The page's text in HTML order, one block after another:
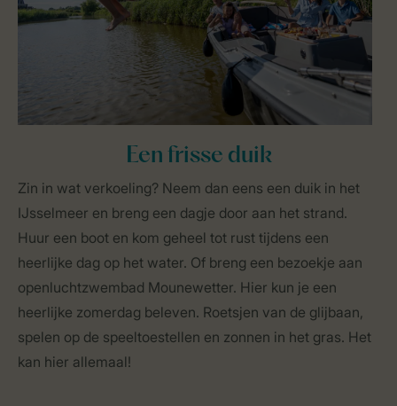
Een frisse duik
Zin in wat verkoeling? Neem dan eens een duik in het
IJsselmeer en breng een dagje door aan het strand.
Huur een boot en kom geheel tot rust tijdens een
heerlijke dag op het water. Of breng een bezoekje aan
openluchtzwembad Mounewetter. Hier kun je een
heerlijke zomerdag beleven. Roetsjen van de glijbaan,
spelen op de speeltoestellen en zonnen in het gras. Het
kan hier allemaal!